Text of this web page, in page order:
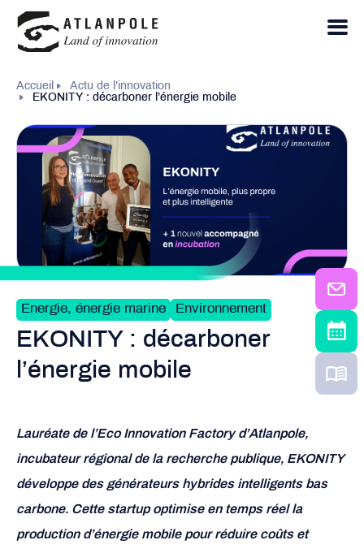
Accueil
Actu de l’innovation
EKONITY : décarboner l’énergie mobile
Energie, énergie marine Environnement
EKONITY : décarboner
l’énergie mobile
Lauréate de l’Eco Innovation Factory d’Atlanpole,
incubateur régional de la recherche publique, EKONITY
développe des générateurs hybrides intelligents bas
carbone. Cette startup optimise en temps réel la
production d’énergie mobile pour réduire coûts et